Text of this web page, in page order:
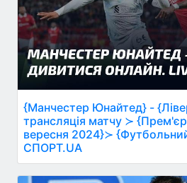
{Манчестер Юнайтед} -
трансляція матчу ≻
вересня 2024}≻
СПОРТ.UA